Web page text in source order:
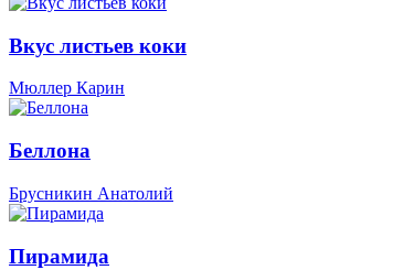
Вкус листьев коки
Мюллер Карин
Беллона
Брусникин Анатолий
Пирамида